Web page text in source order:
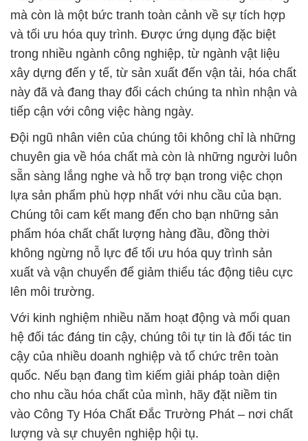
mà còn là một bức tranh toàn cảnh về sự tích hợp
và tối ưu hóa quy trình. Được ứng dụng đặc biệt
trong nhiều ngành công nghiệp, từ ngành vật liệu
xây dựng đến y tế, từ sản xuất đến vận tải, hóa chất
này đã và đang thay đổi cách chúng ta nhìn nhận và
tiếp cận với công việc hàng ngày.
Đội ngũ nhân viên của chúng tôi không chỉ là những
chuyên gia về hóa chất mà còn là những người luôn
sẵn sàng lắng nghe và hỗ trợ bạn trong việc chọn
lựa sản phẩm phù hợp nhất với nhu cầu của bạn.
Chúng tôi cam kết mang đến cho bạn những sản
phẩm hóa chất chất lượng hàng đầu, đồng thời
không ngừng nỗ lực để tối ưu hóa quy trình sản
xuất và vận chuyển để giảm thiểu tác động tiêu cực
lên môi trường.
Với kinh nghiệm nhiều năm hoạt động và mối quan
hệ đối tác đáng tin cậy, chúng tôi tự tin là đối tác tin
cậy của nhiều doanh nghiệp và tổ chức trên toàn
quốc. Nếu bạn đang tìm kiếm giải pháp toàn diện
cho nhu cầu hóa chất của mình, hãy đặt niềm tin
vào Công Ty Hóa Chất Đắc Trường Phát – nơi chất
lượng và sự chuyên nghiệp hội tụ.